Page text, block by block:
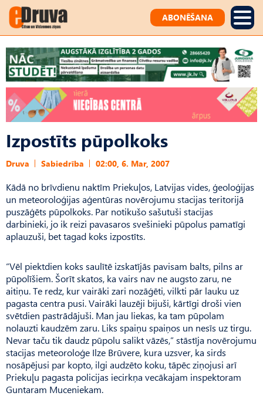
ABONĒŠANA
Izpostīts pūpolkoks
Druva Sabiedrība 02:00, 6. Mar, 2007
Kādā no brīvdienu naktīm Priekuļos, Latvijas vides, ģeoloģijas
un meteoroloģijas aģentūras novērojumu stacijas teritorijā
puszāģēts pūpolkoks. Par notikušo sašutuši stacijas
darbinieki, jo ik reizi pavasaros svešinieki pūpolus pamatīgi
aplauzuši, bet tagad koks izpostīts.
“Vēl piektdien koks saulītē izskatījās pavisam balts, pilns ar
pūpolīšiem. Šorīt skatos, ka vairs nav ne augsto zaru, ne
aitiņu. Te redz, kur vairāki zari nozāģēti, vilkti pār lauku uz
pagasta centra pusi. Vairāki lauzēji bijuši, kārtīgi droši vien
svētdien pastrādājuši. Man jau liekas, ka tam pūpolam
nolauzti kaudzēm zaru. Liks spaiņu spaiņos un nesīs uz tirgu.
Nevar taču tik daudz pūpolu salikt vāzēs,” stāstīja novērojumu
stacijas meteoroloģe Ilze Brūvere, kura uzsver, ka sirds
nosāpējusi par kopto, ilgi audzēto koku, tāpēc ziņojusi arī
Priekuļu pagasta policijas iecirkņa vecākajam inspektoram
Guntaram Muceniekam.